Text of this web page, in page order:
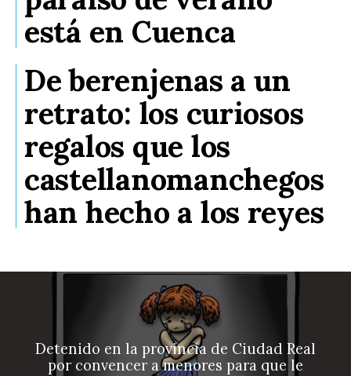
está en Cuenca
De berenjenas a un
retrato: los curiosos
regalos que los
castellanomanchegos
han hecho a los reyes
Detenido en la provincia de Ciudad Real
por convencer a menores para que le